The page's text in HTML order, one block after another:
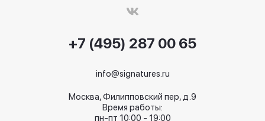
+7 (495) 287 00 65
info@signatures.ru
Москва, Филипповский пер, д.9
Время работы:
пн-пт 10:00 - 19:00